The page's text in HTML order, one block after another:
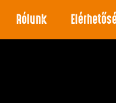
Rólunk